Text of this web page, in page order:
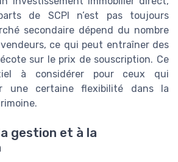
de SCPI n’est pas toujours
secondaire dépend du nombre
ce qui peut entraîner des
sur le prix de souscription. Ce
à considérer pour ceux qui
une certaine flexibilité dans la
gestion et à la